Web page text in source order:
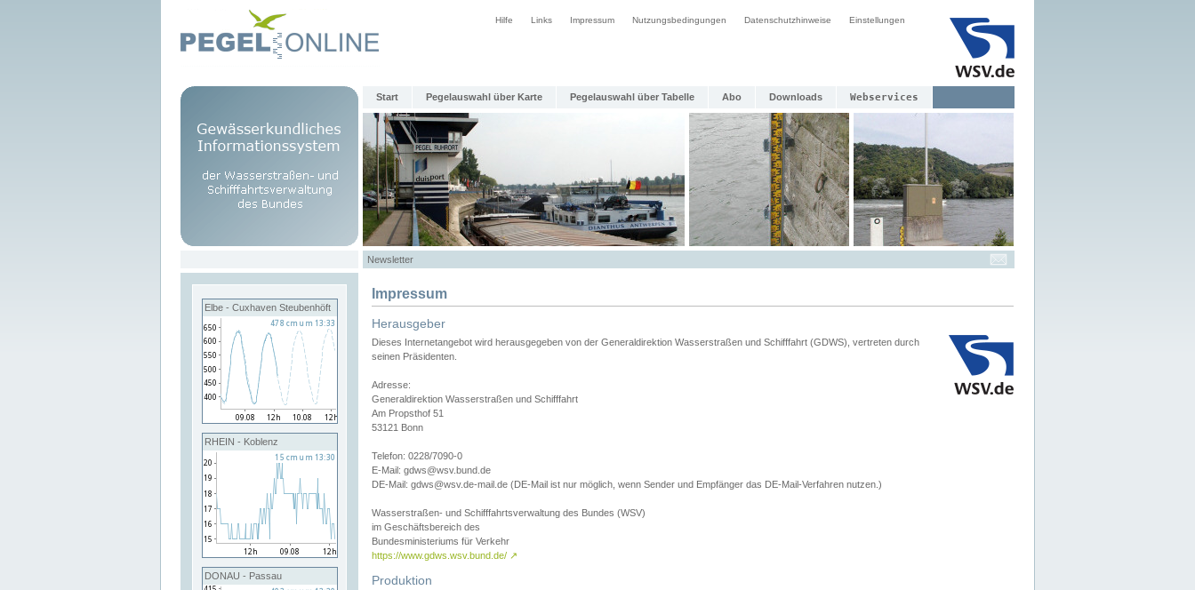
Hilfe Links Impressum Nutzungsbedingungen Datenschutzhinweise Einstellungen
Start Pegelauswahl über Karte Pegelauswahl über Tabelle Abo Downloads Webservices
Newsletter
Elbe - Cuxhaven Steubenhöft
RHEIN - Koblenz
DONAU - Passau
Impressum
Herausgeber
Dieses Internetangebot wird herausgegeben von der Generaldirektion Wasserstraßen und Schifffahrt (GDWS), vertreten durch
seinen Präsidenten.
Adresse:
Generaldirektion Wasserstraßen und Schifffahrt
Am Propsthof 51
53121 Bonn
Telefon: 0228/7090-0
E-Mail: gdws@wsv.bund.de
DE-Mail: gdws@wsv.de-mail.de (DE-Mail ist nur möglich, wenn Sender und Empfänger das DE-Mail-Verfahren nutzen.)
Wasserstraßen- und Schifffahrtsverwaltung des Bundes (WSV)
im Geschäftsbereich des
Bundesministeriums für Verkehr
https://www.gdws.wsv.bund.de/ ↗
Produktion